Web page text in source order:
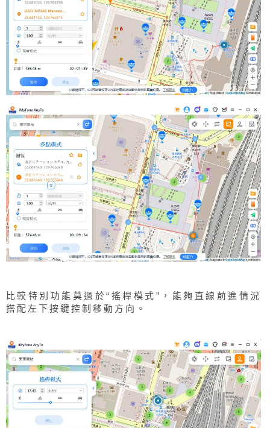
比較特別功能莫過於“搖桿模式”，能夠直線前進情況
搭配左下按鍵控制移動方向。